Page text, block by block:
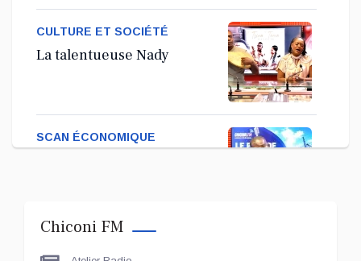
Cour'an
CULTURE ET SOCIÉTÉ
La talentueuse Nady
SCAN ÉCONOMIQUE
Chiconi FM